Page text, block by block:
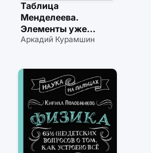
Таблица
Менделеева.
Элементы уже
близко
Аркадий Курамшин